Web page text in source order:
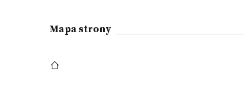
Mapa strony